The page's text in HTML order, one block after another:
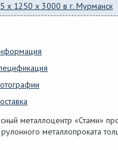
x 1250 x 3000 в г. Мурманск
металлоцентр «Стами»
металлопроката